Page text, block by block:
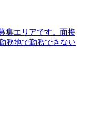
集エリアです。面接
務地で勤務できない